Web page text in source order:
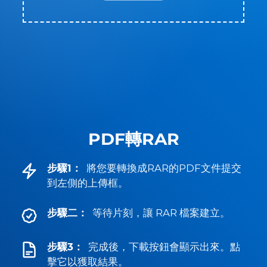
PDF轉RAR
步驟1：
將您要轉換成RAR的PDF文件提交
到左側的上傳框。
步驟二： 等待片刻，讓 RAR 檔案建立。
步驟3：
完成後，下載按鈕會顯示出來。點
擊它以獲取結果。